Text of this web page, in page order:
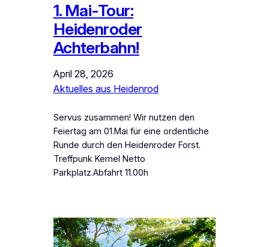
1. Mai-Tour:
Heidenroder
Achterbahn!
April 28, 2026
Aktuelles aus Heidenrod
Servus zusammen! Wir nutzen den
Feiertag am 01.Mai für eine ordentliche
Runde durch den Heidenroder Forst.
Treffpunk Kemel Netto
Parkplatz.Abfahrt 11.00h